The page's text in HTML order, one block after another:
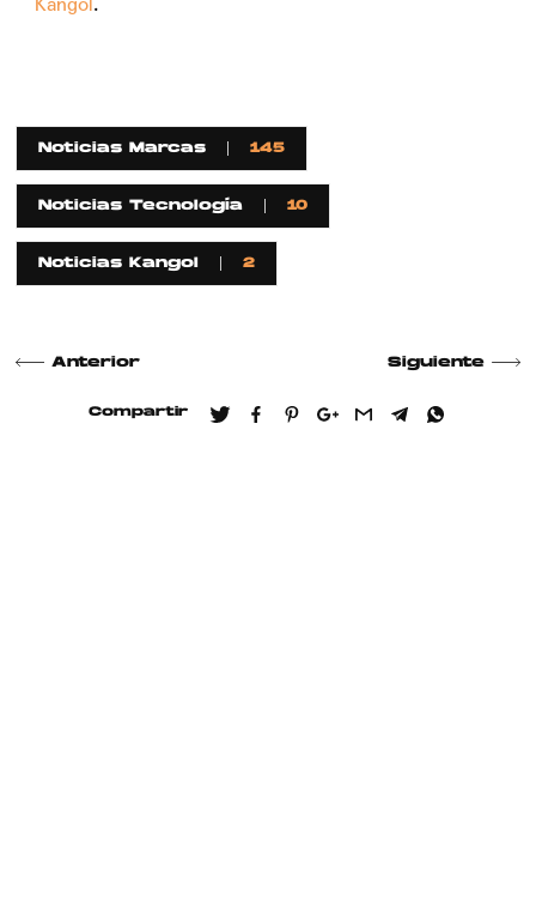
Noticias Marcas 145
Noticias Tecnología 10
Noticias Kangol 2
Anterior Siguiente
Compartir